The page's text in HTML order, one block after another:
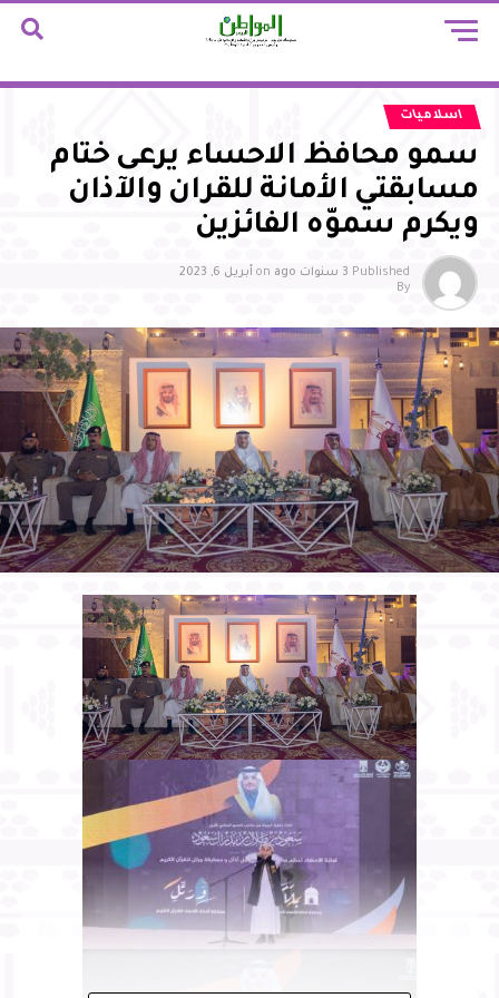
اسلاميات
سمو محافظ الاحساء يرعى ختام
مسابقتي الأمانة للقران والآذان
ويكرم سموّه الفائزين
Published 3 سنوات ago on أبريل 6, 2023
By